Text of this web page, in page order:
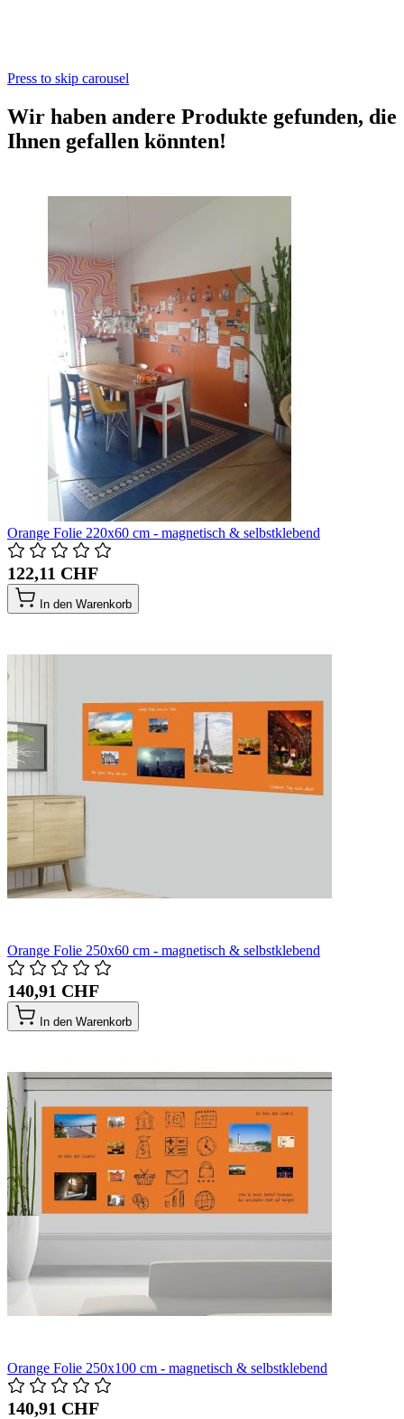
Press to skip carousel
Wir haben andere Produkte gefunden, die
Ihnen gefallen könnten!
Orange Folie 220x60 cm - magnetisch & selbstklebend
122,11 CHF
In den Warenkorb
Orange Folie 250x60 cm - magnetisch & selbstklebend
140,91 CHF
In den Warenkorb
Orange Folie 250x100 cm - magnetisch & selbstklebend
140,91 CHF